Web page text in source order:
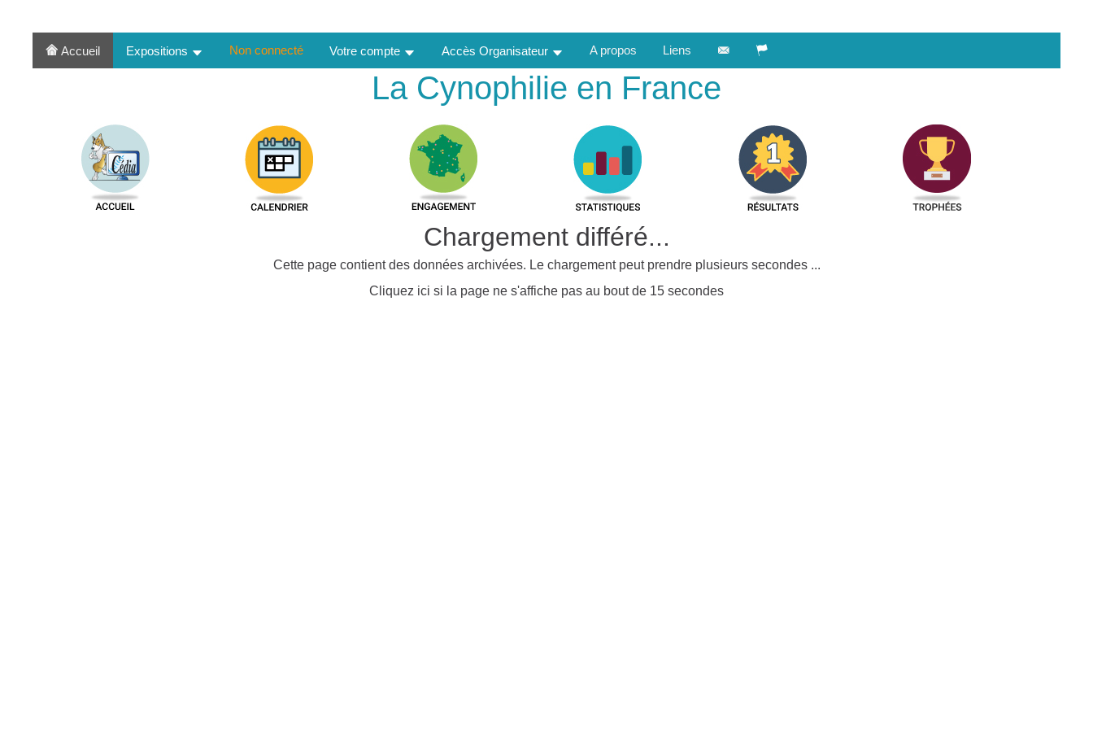
Accueil Expositions Non connecté Votre compte Accès Organisateur A propos Liens
La Cynophilie en France
Chargement différé...
Cette page contient des données archivées. Le chargement peut prendre plusieurs secondes ...
Cliquez ici si la page ne s'affiche pas au bout de 15 secondes